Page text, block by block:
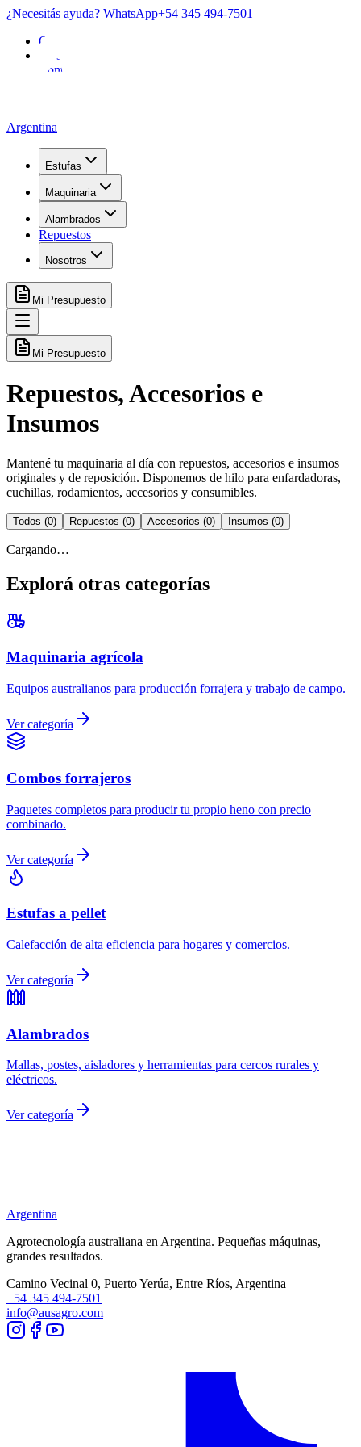
¿Necesitás ayuda? WhatsApp+54 345 494-7501
Garantía
FAQ
Contacto
Argentina
Estufas
Maquinaria
Alambrados
Repuestos
Nosotros
Mi Presupuesto
Mi Presupuesto
Repuestos, Accesorios e
Insumos
Mantené tu maquinaria al día con repuestos, accesorios e insumos
originales y de reposición. Disponemos de hilo para enfardadoras,
cuchillas, rodamientos, accesorios y consumibles.
Todos (0) Repuestos (0) Accesorios (0) Insumos (0)
Cargando…
Explorá otras categorías
Maquinaria agrícola
Equipos australianos para producción forrajera y trabajo de campo.
Ver categoría
Combos forrajeros
Paquetes completos para producir tu propio heno con precio
combinado.
Ver categoría
Estufas a pellet
Calefacción de alta eficiencia para hogares y comercios.
Ver categoría
Alambrados
Mallas, postes, aisladores y herramientas para cercos rurales y
eléctricos.
Ver categoría
Argentina
Agrotecnología australiana enArgentina. Pequeñas máquinas,
grandes resultados.
Camino Vecinal 0, Puerto Yerúa, Entre Ríos, Argentina
+54 345 494-7501
info@ausagro.com